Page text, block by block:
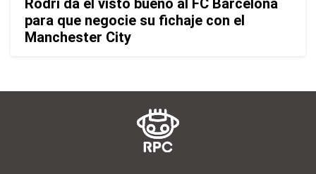
Rodri da el visto bueno al FC Barcelona
para que negocie su fichaje con el
Manchester City